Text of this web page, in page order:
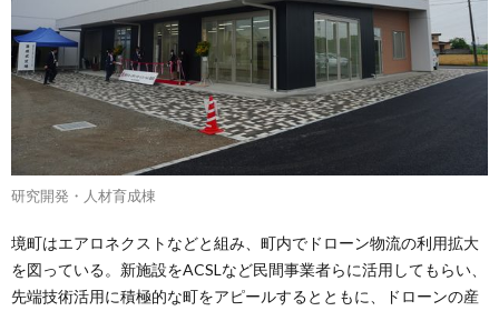
研究開発・人材育成棟
境町はエアロネクストなどと組み、町内でドローン物流の利用拡大
を図っている。新施設をACSLなど民間事業者らに活用してもらい、
先端技術活用に積極的な町をアピールするとともに、ドローンの産